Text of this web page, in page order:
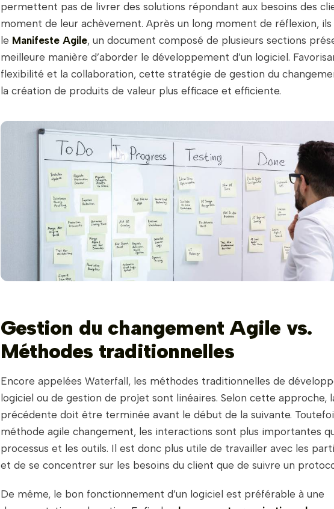
permettent pas de livrer des solutions répondant aux besoins des
moment de leur achèvement. Après un long moment de réflexion,
le Manifeste Agile, un document composé de plusieurs sections
meilleure manière d’aborder le développement d’un logiciel.
flexibilité et la collaboration, cette stratégie de gestion du
la création de produits de valeur plus efficace et efficiente.
Gestion du changement Agile vs.
Méthodes traditionnelles
Encore appelées Waterfall, les méthodes traditionnelles de
logiciel ou de gestion de projet sont linéaires. Selon cette approche,
précédente doit être terminée avant le début de la suivante.
méthode agile changement, les interactions sont plus importantes
processus et les outils. Il est donc plus utile de travailler avec les
et de se concentrer sur les besoins du client que de suivre un
De même, le bon fonctionnement d’un logiciel est préférable à une